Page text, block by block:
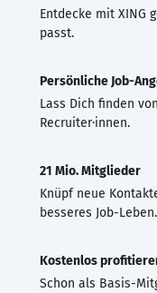
Entdecke mit XING
passt.
Persönliche Job-
Lass Dich finden
Recruiter·innen.
21 Mio. Mitglieder
Knüpf neue
besseres Job-Leben.
Kostenlos
Schon als Basis-